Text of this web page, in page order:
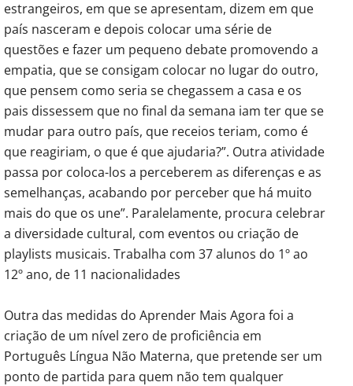
estrangeiros, em que se apresentam, dizem em que
país nasceram e depois colocar uma série de
questões e fazer um pequeno debate promovendo a
empatia, que se consigam colocar no lugar do outro,
que pensem como seria se chegassem a casa e os
pais dissessem que no final da semana iam ter que se
mudar para outro país, que receios teriam, como é
que reagiriam, o que é que ajudaria?”. Outra atividade
passa por coloca-los a perceberem as diferenças e as
semelhanças, acabando por perceber que há muito
mais do que os une”. Paralelamente, procura celebrar
a diversidade cultural, com eventos ou criação de
playlists musicais. Trabalha com 37 alunos do 1º ao
12º ano, de 11 nacionalidades
Outra das medidas do Aprender Mais Agora foi a
criação de um nível zero de proficiência em
Português Língua Não Materna, que pretende ser um
ponto de partida para quem não tem qualquer